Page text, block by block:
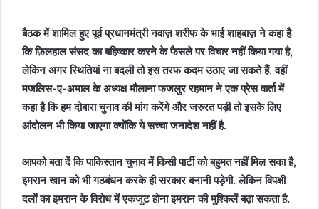
बैठक में शामिल हुए पूर्व प्रधानमंत्री नवाज़ शरीफ के भाई शाहबाज़ ने कहा है
कि फ़िलहाल संसद का बहिष्कार करने के फैसले पर विचार नहीं किया गया है,
लेकिन अगर स्थितियां ना बदली तो इस तरफ कदम उठाए जा सकते हैं. वहीं
मजलिस-ए-अमाल के अध्यक्ष मौलाना फजलुर रहमान ने एक प्रेस वार्ता में
कहा है कि हम दोबारा चुनाव की मांग करेंगे और जरुरत पड़ी तो इसके लिए
आंदोलन भी किया जाएगा क्योंकि ये सच्चा जनादेश नहीं है.
आपको बता दें कि पाकिस्तान चुनाव में किसी पार्टी को बहुमत नहीं मिल सका है,
इमरान खान को भी गठबंधन करके ही सरकार बनानी पड़ेगी. लेकिन विपक्षी
दलों का इमरान के विरोध में एकजुट होना इमरान की मुश्किलें बढ़ा सकता है.